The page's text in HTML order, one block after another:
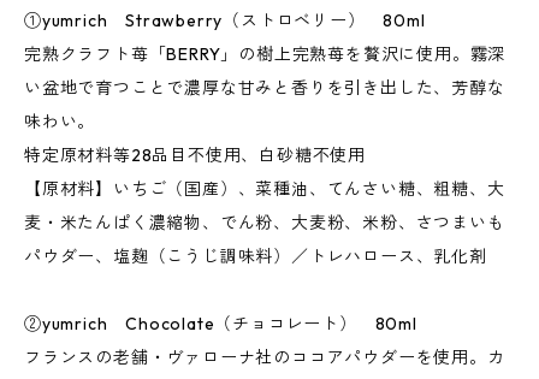
①yumrich Strawberry（ストロベリー） 80ml
完熟クラフト苺「BERRY」の樹上完熟苺を贅沢に使用。霧深
い盆地で育つことで濃厚な甘みと香りを引き出した、芳醇な
味わい。
特定原材料等28品目不使用、白砂糖不使用
【原材料】いちご（国産）、菜種油、てんさい糖、粗糖、大
麦・米たんぱく濃縮物、でん粉、大麦粉、米粉、さつまいも
パウダー、塩麹（こうじ調味料）／トレハロース、乳化剤
②yumrich Chocolate（チョコレート） 80ml
フランスの老舗・ヴァローナ社のココアパウダーを使用。カ